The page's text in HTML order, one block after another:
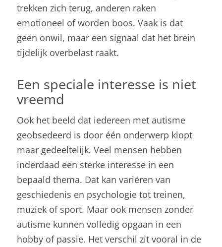
trekken zich terug, anderen raken
emotioneel of worden boos. Vaak is dat
geen onwil, maar een signaal dat het brein
tijdelijk overbelast raakt.
Een speciale interesse is niet
vreemd
Ook het beeld dat iedereen met autisme
geobsedeerd is door één onderwerp klopt
maar gedeeltelijk. Veel mensen hebben
inderdaad een sterke interesse in een
bepaald thema. Dat kan variëren van
geschiedenis en psychologie tot treinen,
muziek of sport. Maar ook mensen zonder
autisme kunnen volledig opgaan in een
hobby of passie. Het verschil zit vooral in de